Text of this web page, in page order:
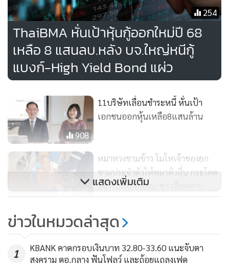
บาท ขณะที่ในไตรมาส 2/68 มีมูลค่าการออกหุ้นกู้ต่ำมาก มูลค่า
195,334 ล้านบาท แต่ก็มีการเร่งตัวในไตรมาส 3 มูลค่าที่ออกใหม่
241,182 ล้านบาท
นางสาวอริยา กล่าวว่า บริษัทเลือกจังหวะออกหุ้นกู้ในไตรมาส 4
รับ Sentiment บวก จากความคาดหวังเศรษฐกิจหลังมีรัฐบาล
ใหม่ และดอกเบี้ยปรับลดลง
ทั้งนี้ มูลค่าคงค้างตราสารหนี้เอกชนระยะยาว ณ สิ้นไตรมาส
3/68 มีมูลค่า 4.32 ล้านล้านบาท โดยกลุ่มพลังงานมีมูลค่าคงค้าง
หุ้นกู้ระยะยาวสูงที่สุด รองลงมาเป็นกลุ่มไฟแนนซ์
อสังหาริมทรัพย์ ค้าปลีก และอาหาร ตามลำดับ
*Bond Yield ย่อลงจากดอกเบี้ยขาลง
นายสมจินต์ กล่าวว่า นักลงทุนต่างชาติซื้อสุทธิตราสารหนี้ไทย
29,038 ล้านบาท ในช่วง 3 ไตรมาสแรกของปี 2568 โดยเป็นการ
ซื้อสุทธิตราสารหนี้ไทยในไตรมาส 1 และ 2 จำนวน 32,329 ล้าน
254
ThaiBMA หั่นเป้าหุ้นกู้ออกใหม่ปี 68
เหลือ 8 แสนลบ.หลัง บจ.ใหญ่หนีกู้
แบงก์-High Yield Bond แผ่ว
908
11บริษัทเลื่อนชำระหนี้ หั่นเป้า
เอกชนออกหุ้นเหลือ8แสนล้าน
945
หมาหวงชามข้าว โมโหเจ้าของยก
ชามประจำตัวให้หมาตัวอื่น กระโดด
ขย้ำใบหน้า-แขน-ขา เลือดอาบ
174
ส่งเสริมการออม-หนุนตลาดทุนไทย
แสดงเพิ่มเติม
ข่าวในหมวดล่าสุด
1
KBANK คาดกรอบเงินบาท 32.80-33.60 แนะจับตา
สงคราม ตอ.กลาง ฟันโฟลว์ และถ้อยแถลงเฟด